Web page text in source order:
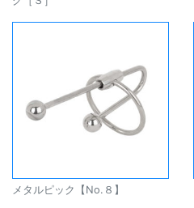
メタルピック【No.８】